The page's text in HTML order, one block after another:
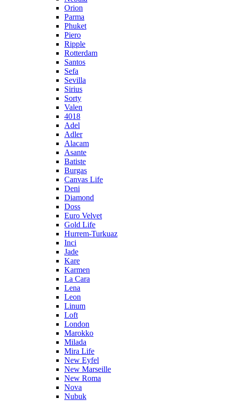
Orion
Parma
Phuket
Piero
Ripple
Rotterdam
Santos
Sefa
Sevilla
Sirius
Sorty
Valen
4018
Adel
Adler
Alacam
Asante
Batiste
Burgas
Canvas Life
Deni
Diamond
Doss
Euro Velvet
Gold Life
Hurrem-Turkuaz
Inci
Jade
Kare
Karmen
La Cara
Lena
Leon
Linum
Loft
London
Marokko
Milada
Mira Life
New Eyfel
New Marseille
New Roma
Nova
Nubuk